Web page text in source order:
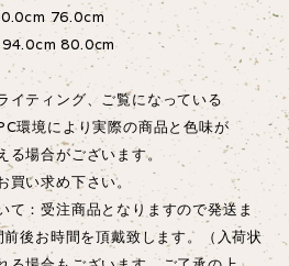
76.0cm
80.0cm
イティング、ご覧になっている
環境により実際の商品と色味が
る場合がございます。
買い求め下さい。
：受注商品となりますので発送ま
後お時間を頂戴致します。（入荷状